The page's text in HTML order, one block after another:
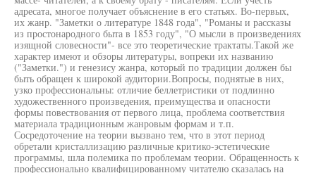
адресата, многое получает объяснение в его статьях. Во-первых,
их жанр. "Заметки о литературе 1848 года", "Романы и рассказы
из простонародного быта в 1853 году", "О мысли в произведениях
изящной словесности"- все это теоретические трактаты.Такой же
характер имеют и обзоры литературы, вопреки их названию
("Заметки.") и генезису жанра, который по традиции должен бы
быть обращен к широкой аудитории.Вопросы, поднятые в них,
узко профессиональны: отличие беллетристики от подлинно
художественного произведения, преимущества и опасности
формы повествования от первого лица, проблема соответствия
материала традиционным жанровым формам и т.п.
Сосредоточение на теории вызвано тем, что в этот период
обретали кристаллизацию различные критико-эстетические
программы, шла полемика по проблемам теории. Обращенность к
профессионально квалифицированному читателю сказалась на